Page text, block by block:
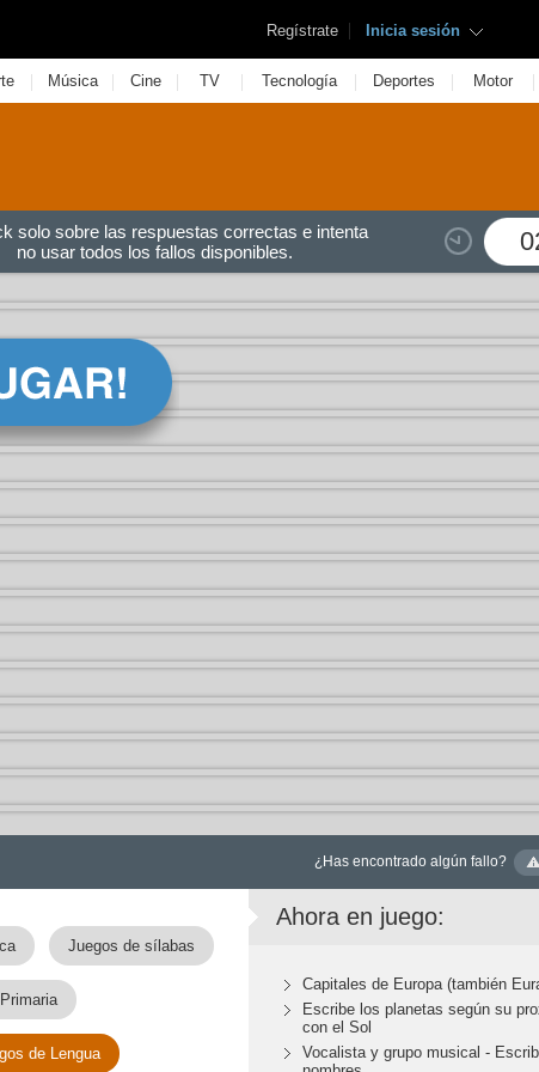
Regístrate | Inicia sesión
| Música | Cine | TV | Tecnología | Deportes | Motor |
solo sobre las respuestas correctas e intenta
no usar todos los fallos disponibles.
¿Has encontrado algún fallo?
Juegos de sílabas
de Lengua
Ahora en juego:
Capitales de Europa (también
Escribe los planetas según su
con el Sol
Vocalista y grupo musical -